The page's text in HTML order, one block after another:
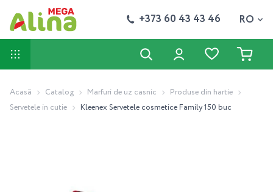
+373 60 43 43 46 RO
Acasă Catalog Marfuri de uz casnic
Produse din hartie
Servetele in cutie
Kleenex Servetele cosmetice Family 150 buc